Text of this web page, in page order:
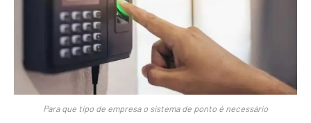
Para que tipo de empresa o sistema de ponto é necessário